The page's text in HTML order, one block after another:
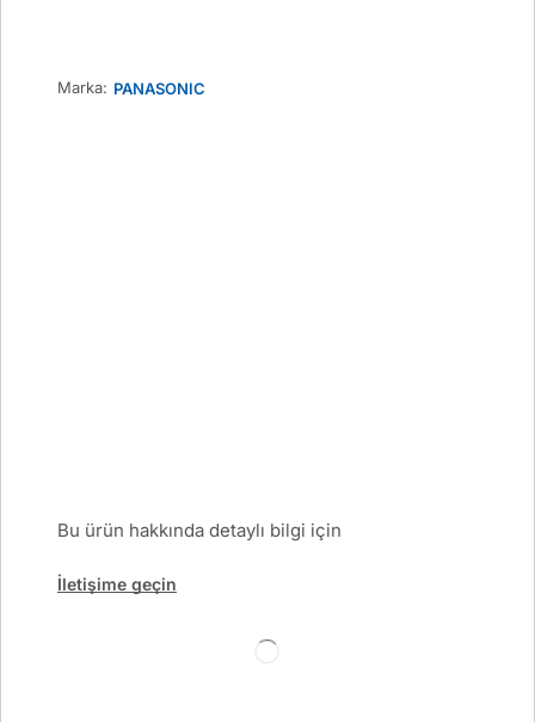
Marka: PANASONIC
Bu ürün hakkında detaylı bilgi için
İletişime geçin